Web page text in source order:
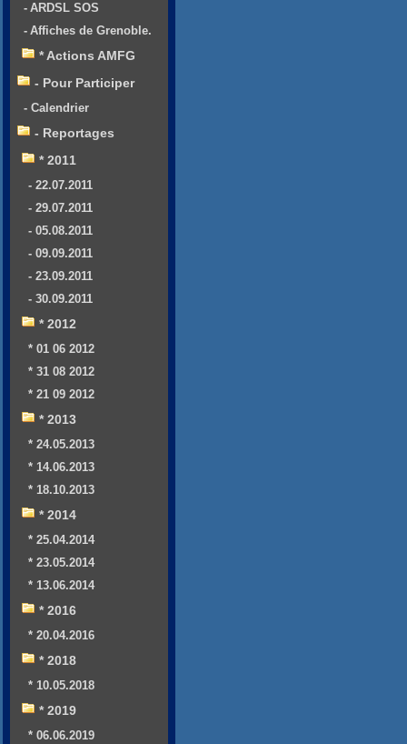
- ARDSL SOS
- Affiches de Grenoble.
* Actions AMFG
- Pour Participer
- Calendrier
- Reportages
* 2011
- 22.07.2011
- 29.07.2011
- 05.08.2011
- 09.09.2011
- 23.09.2011
- 30.09.2011
* 2012
* 01 06 2012
* 31 08 2012
* 21 09 2012
* 2013
* 24.05.2013
* 14.06.2013
* 18.10.2013
* 2014
* 25.04.2014
* 23.05.2014
* 13.06.2014
* 2016
* 20.04.2016
* 2018
* 10.05.2018
* 2019
* 06.06.2019